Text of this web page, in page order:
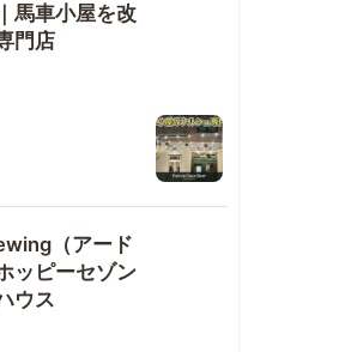
馬車小屋を改
門店
（アード
ッピーセゾン
ウス